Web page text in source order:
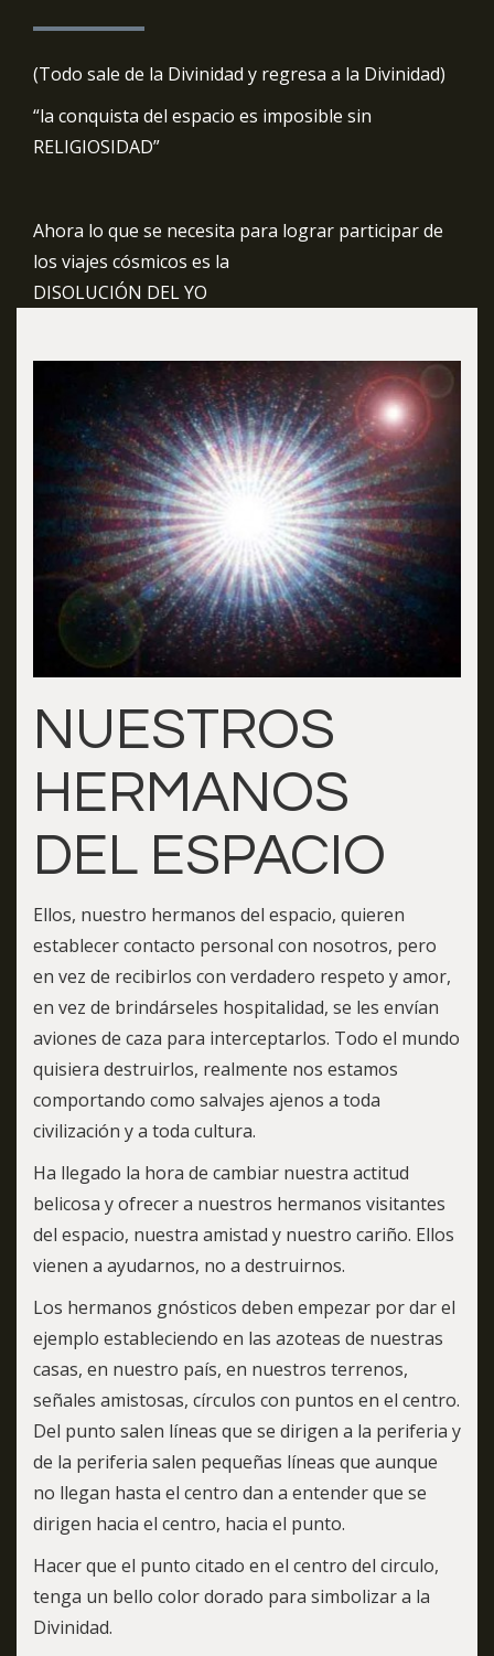
(Todo sale de la Divinidad y regresa a la Divinidad)
“la conquista del espacio es imposible sin
RELIGIOSIDAD”
Ahora lo que se necesita para lograr participar de
los viajes cósmicos es la
DISOLUCIÓN DEL YO
NUESTROS
HERMANOS
DEL ESPACIO
Ellos, nuestro hermanos del espacio, quieren
establecer contacto personal con nosotros, pero
en vez de recibirlos con verdadero respeto y amor,
en vez de brindárseles hospitalidad, se les envían
aviones de caza para interceptarlos. Todo el mundo
quisiera destruirlos, realmente nos estamos
comportando como salvajes ajenos a toda
civilización y a toda cultura.
Ha llegado la hora de cambiar nuestra actitud
belicosa y ofrecer a nuestros hermanos visitantes
del espacio, nuestra amistad y nuestro cariño. Ellos
vienen a ayudarnos, no a destruirnos.
Los hermanos gnósticos deben empezar por dar el
ejemplo estableciendo en las azoteas de nuestras
casas, en nuestro país, en nuestros terrenos,
señales amistosas, círculos con puntos en el centro.
Del punto salen líneas que se dirigen a la periferia y
de la periferia salen pequeñas líneas que aunque
no llegan hasta el centro dan a entender que se
dirigen hacia el centro, hacia el punto.
Hacer que el punto citado en el centro del circulo,
tenga un bello color dorado para simbolizar a la
Divinidad.